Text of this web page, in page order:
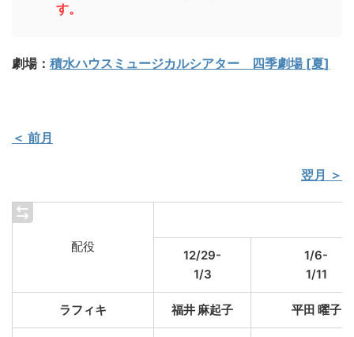
す。
劇場： 積水ハウスミュージカルシアター 四季劇場 [夏]
＜ 前月
翌月 ＞
配役
12/29-
1/3
1/6-
1/11
ラフィキ 福井 麻起子 平田 曜子